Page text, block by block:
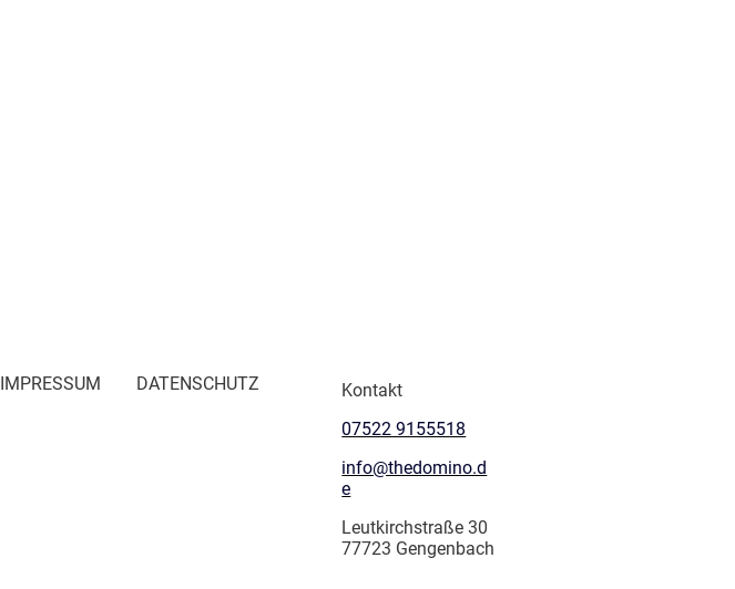
IMPRESSUM DATENSCHUTZ
Kontakt
07522 9155518
info@thedomino.d
e
Leutkirchstraße 30
77723 Gengenbach